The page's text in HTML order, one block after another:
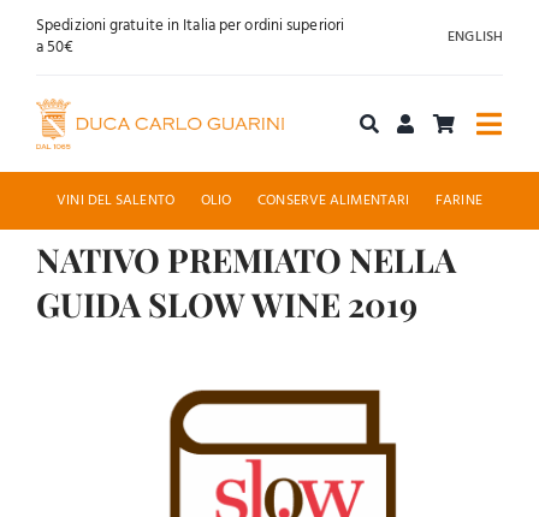
SaltaSpedizioni gratuite in Italia per ordini superiori
a 50€
ENGLISH
Acquista online
Chi siamo
VINI DEL SALENTO OLIO CONSERVE ALIMENTARI FARINE
NATIVO PREMIATO NELLA
GUIDA SLOW WINE 2019